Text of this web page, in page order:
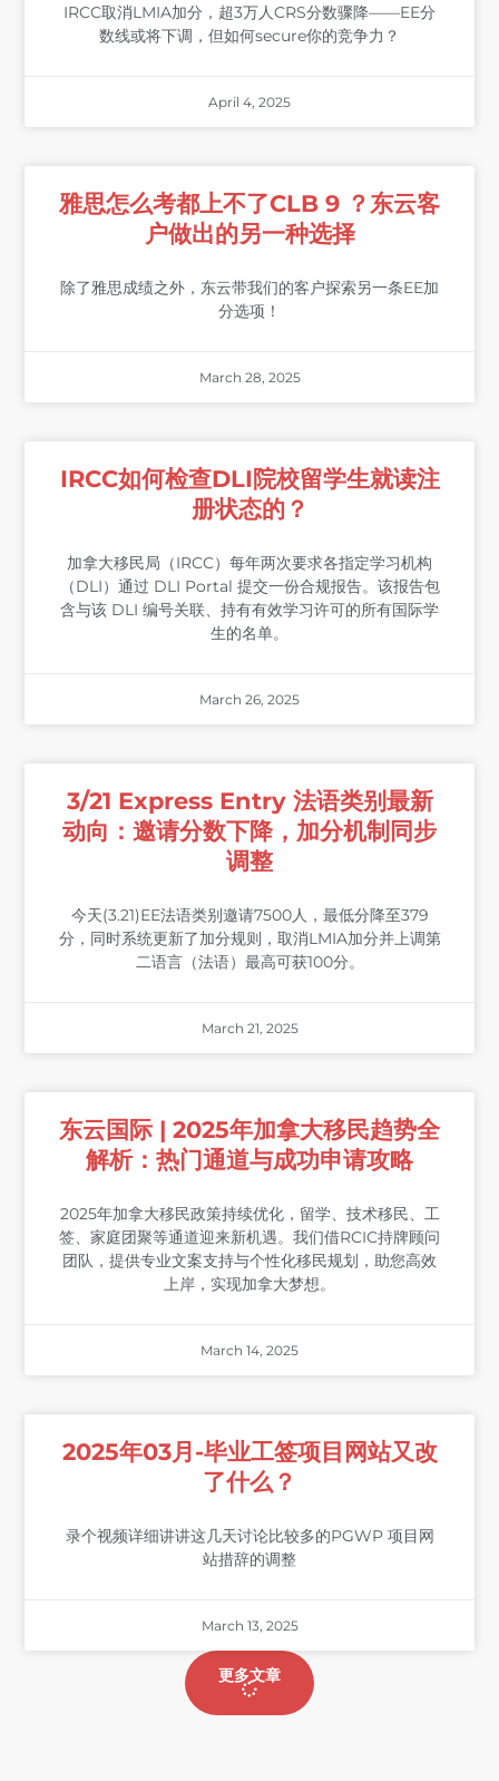
IRCC取消LMIA加分，超3万人CRS分数骤降——EE分
数线或将下调，但如何secure你的竞争力？
April 4, 2025
雅思怎么考都上不了CLB 9 ？东云客
户做出的另一种选择
除了雅思成绩之外，东云带我们的客户探索另一条EE加
分选项！
March 28, 2025
IRCC如何检查DLI院校留学生就读注
册状态的？
加拿大移民局（IRCC）每年两次要求各指定学习机构
（DLI）通过 DLI Portal 提交一份合规报告。该报告包
含与该 DLI 编号关联、持有有效学习许可的所有国际学
生的名单。
March 26, 2025
3/21 Express Entry 法语类别最新
动向：邀请分数下降，加分机制同步
调整
今天(3.21)EE法语类别邀请7500人，最低分降至379
分，同时系统更新了加分规则，取消LMIA加分并上调第
二语言（法语）最高可获100分。
March 21, 2025
东云国际 | 2025年加拿大移民趋势全
解析：热门通道与成功申请攻略
2025年加拿大移民政策持续优化，留学、技术移民、工
签、家庭团聚等通道迎来新机遇。我们借RCIC持牌顾问
团队，提供专业文案支持与个性化移民规划，助您高效
上岸，实现加拿大梦想。
March 14, 2025
2025年03月-毕业工签项目网站又改
了什么？
录个视频详细讲讲这几天讨论比较多的PGWP 项目网
站措辞的调整
March 13, 2025
更多文章